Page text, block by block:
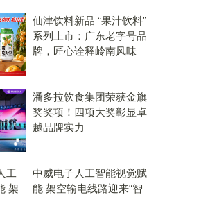
仙津饮料新品 “果汁饮料”
系列上市：广东老字号品
牌，匠心诠释岭南风味
潘多拉饮食集团荣获金旗
奖奖项！四项大奖彰显卓
越品牌实力
中威电子人工智能视觉赋
能 架空输电线路迎来“智